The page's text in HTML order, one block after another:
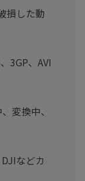
損した動
3GP、AVI
変換中、
などカ